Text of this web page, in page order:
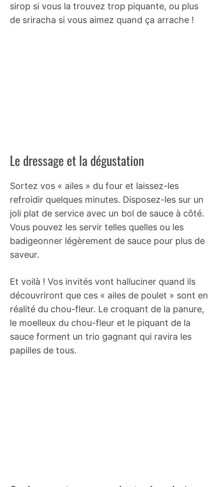
sirop si vous la trouvez trop piquante, ou plus
de sriracha si vous aimez quand ça arrache !
Le dressage et la dégustation
Sortez vos « ailes » du four et laissez-les
refroidir quelques minutes. Disposez-les sur un
joli plat de service avec un bol de sauce à côté.
Vous pouvez les servir telles quelles ou les
badigeonner légèrement de sauce pour plus de
saveur.
Et voilà ! Vos invités vont halluciner quand ils
découvriront que ces « ailes de poulet » sont en
réalité du chou-fleur. Le croquant de la panure,
le moelleux du chou-fleur et le piquant de la
sauce forment un trio gagnant qui ravira les
papilles de tous.